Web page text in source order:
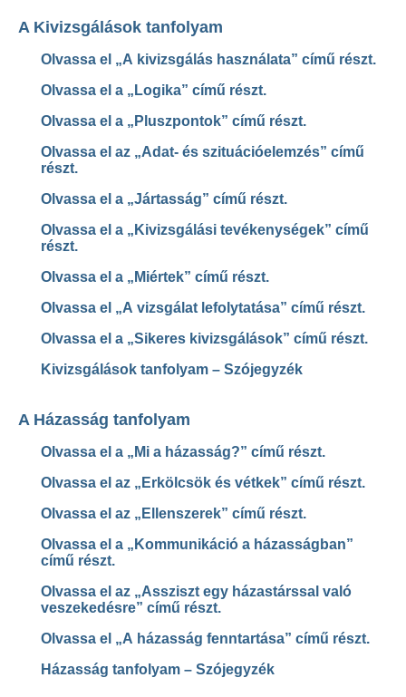
A Kivizsgálások tanfolyam
Olvassa el „A kivizsgálás használata” című részt.
Olvassa el a „Logika” című részt.
Olvassa el a „Pluszpontok” című részt.
Olvassa el az „Adat- és szituációelemzés” című
részt.
Olvassa el a „Jártasság” című részt.
Olvassa el a „Kivizsgálási tevékenységek” című
részt.
Olvassa el a „Miértek” című részt.
Olvassa el „A vizsgálat lefolytatása” című részt.
Olvassa el a „Sikeres kivizsgálások” című részt.
Kivizsgálások tanfolyam – Szójegyzék
A Házasság tanfolyam
Olvassa el a „Mi a házasság?” című részt.
Olvassa el az „Erkölcsök és vétkek” című részt.
Olvassa el az „Ellenszerek” című részt.
Olvassa el a „Kommunikáció a házasságban”
című részt.
Olvassa el az „Assziszt egy házastárssal való
veszekedésre” című részt.
Olvassa el „A házasság fenntartása” című részt.
Házasság tanfolyam – Szójegyzék